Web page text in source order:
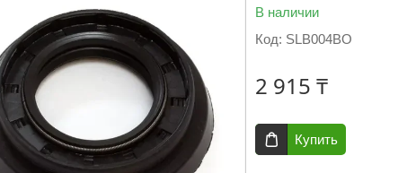
В наличии
Код: SLB004BO
2 915 ₸
Купить